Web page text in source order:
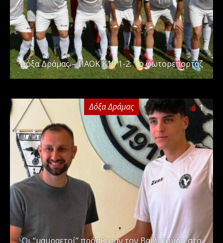
Δόξα Δράμας – ΠΑΟΚ Κ19 1-2: Το φωτορεπορτάζ
Δόξα Δράμας 1
Οι “μαυραετοί” πρόσθεσαν τον Βαϊλεζούδη στο